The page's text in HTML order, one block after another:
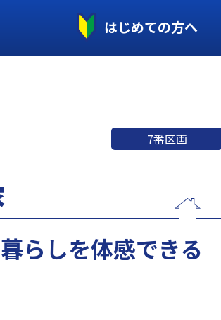
はじめての方へ
7番区画
らしを体感できる